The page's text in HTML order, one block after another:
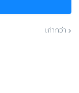
เก่ากว่า